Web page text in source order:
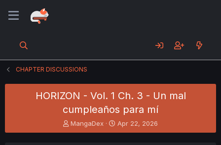
CHAPTER DISCUSSIONS
HORIZON - Vol. 1 Ch. 3 - Un mal
cumpleaños para mí
T
h
MangaDex
S
t
Apr 22, 2026